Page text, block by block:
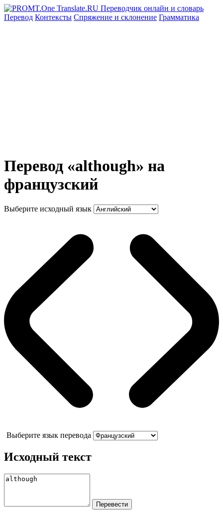
Перевод Контексты Спряжение и склонение Грамматика
Перевод «although» на
французский
Выберите исходный язык
Выберите язык перевода
Исходный текст